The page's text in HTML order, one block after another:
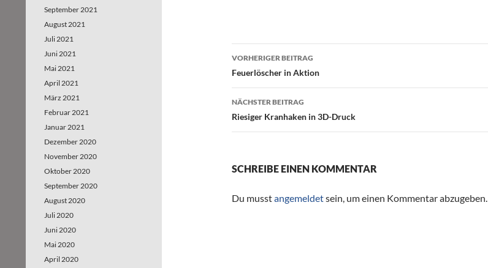
Beitragsnavigation
VORHERIGER BEITRAG
Feuerlöscher in Aktion
NÄCHSTER BEITRAG
Riesiger Kranhaken in 3D-Druck
SCHREIBE EINEN KOMMENTAR
Du musstangemeldetsein, um einen Kommentar abzugeben.
September 2021
August 2021
Juli 2021
Juni 2021
Mai 2021
April 2021
März 2021
Februar 2021
Januar 2021
Dezember 2020
November 2020
Oktober 2020
September 2020
August 2020
Juli 2020
Juni 2020
Mai 2020
April 2020